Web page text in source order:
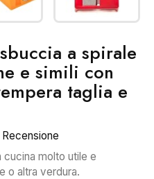
a spirale
e simili con
taglia e
cucina molto utile e
o altra verdura.